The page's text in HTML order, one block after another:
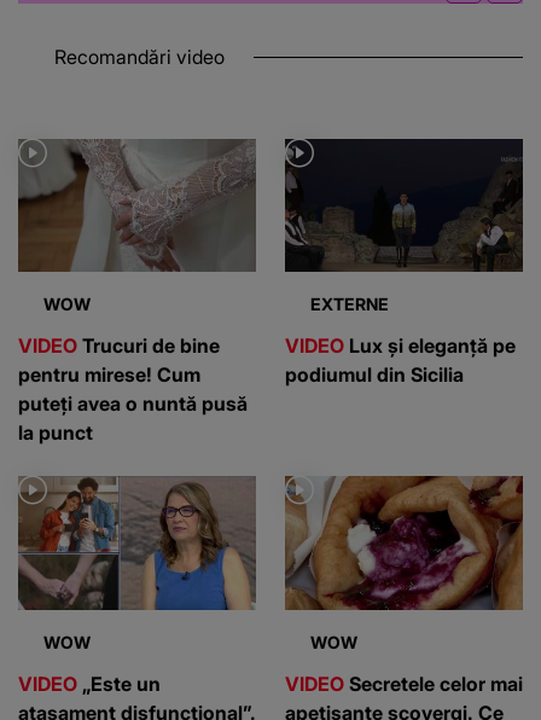
Recomandări video
WOW
VIDEO Trucuri de bine
pentru mirese! Cum
puteți avea o nuntă pusă
la punct
EXTERNE
VIDEO Lux și eleganță pe
podiumul din Sicilia
WOW
VIDEO „Este un
atașament disfuncțional”.
WOW
VIDEO Secretele celor mai
apetisante scovergi. Ce